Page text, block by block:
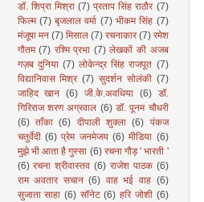
डॉ. शिप्रा मिश्रा (7) प्रताप सिंह राठौर (7)
फिल्म (7) बृजलाल वर्मा (7) भीकम सिंह (7)
मंजूषा मन (7) मिसाल (7) रचनाकार (7) रमेश
गौतम (7) रश्मि प्रभा (7) लेखकों की अजब
गज़ब दुनिया (7) लोकेन्द्र सिंह राजपूत (7)
विद्यानिवास मिश्र (7) सुदर्शन सोलंकी (7)
जाहिद खान (6) जी.के.अवधिया (6) डॉ.
गिरिराज शरण अग्रवाल (6) डॉ. पूनम चौधरी
(6) ताँका (6) दीपाली शुक्ला (6) पंकज
चतुर्वेदी (6) प्रेम जनमेजय (6) मीडिया (6)
मुझे भी आता है गुस्सा (6) रचना गौड़ ' भारती '
(6) रचना श्रीवास्तव (6) राजेश पाठक (6)
राम अवतार सचान (6) वाह भई वाह (6)
सुजाता साहा (6) सॉनेट (6) हरि जोशी (6)